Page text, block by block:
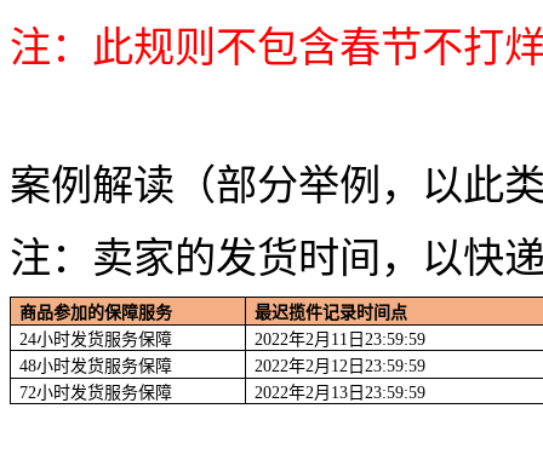
注：此规则不包含春节不打
案例解读（部分举例，以此
注：卖家的发货时间，以快
商品参加的保障服务
最迟揽件记录时间点
24小时发货服务保障
2022年2月11日23:59:59
48小时发货服务保障
2022年2月12日23:59:59
72小时发货服务保障
2022年2月13日23:59:59